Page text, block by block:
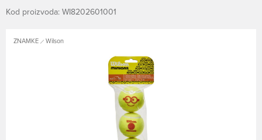
Kod proizvoda: WI8202601001
ZNAMKE Wilson